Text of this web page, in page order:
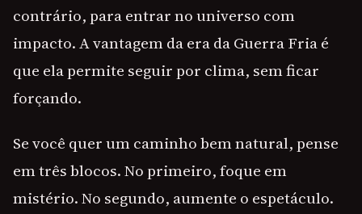
contrário, para entrar no universo com
impacto. A vantagem da era da Guerra Fria é
que ela permite seguir por clima, sem ficar
forçando.
Se você quer um caminho bem natural, pense
em três blocos. No primeiro, foque em
mistério. No segundo, aumente o espetáculo.